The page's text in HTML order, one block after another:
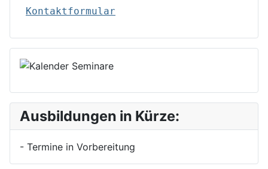
Kontaktformular
Ausbildungen in Kürze:
- Termine in Vorbereitung